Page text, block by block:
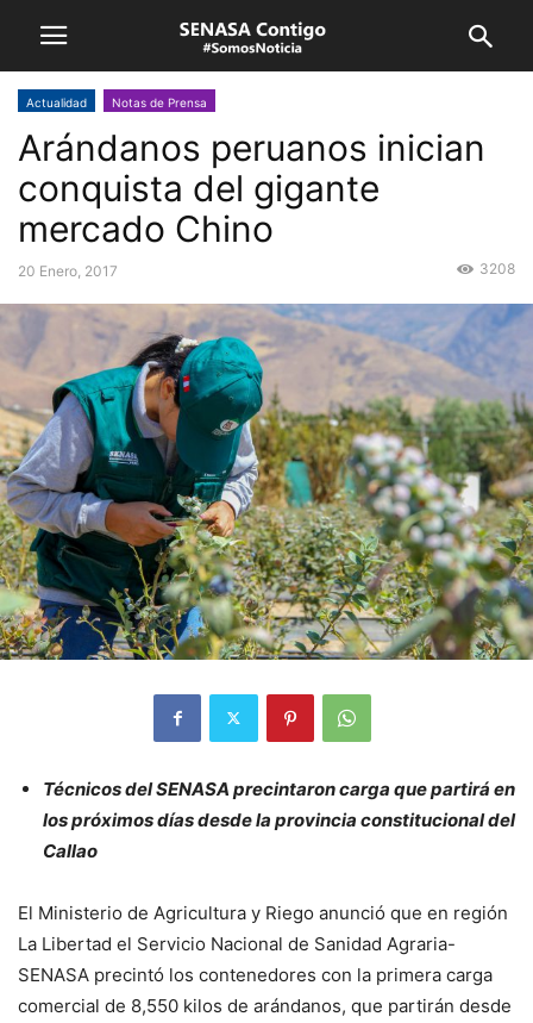
Actualidad Notas de Prensa
Arándanos peruanos inician
conquista del gigante
mercado Chino
20 Enero, 2017 3208
Técnicos del SENASA precintaron carga que partirá en
los próximos días desde la provincia constitucional del
Callao
El Ministerio de Agricultura y Riego anunció que en región
La Libertad el Servicio Nacional de Sanidad Agraria-
SENASA precintó los contenedores con la primera carga
comercial de 8,550 kilos de arándanos, que partirán desde